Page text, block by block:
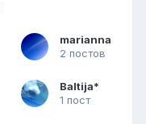
marianna
2 постов
Baltija*
1 пост